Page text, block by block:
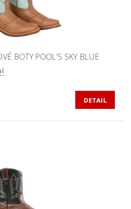
BOTY POOL'S SKY BLUE
DETAIL